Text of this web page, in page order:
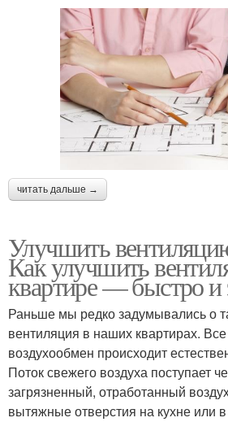
читать дальше →
Улучшить
Как улучшить
квартире — быстро и
Раньше мы редко задумывались о
вентиляция в наших квартирах.
воздухообмен происходит
Поток свежего воздуха поступает
загрязненный, отработанный
вытяжные отверстия на кухне или